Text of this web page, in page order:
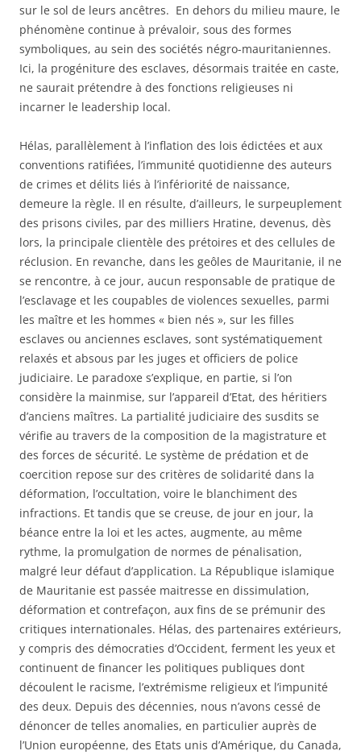
sur le sol de leurs ancêtres. En dehors du milieu maure, le
phénomène continue à prévaloir, sous des formes
symboliques, au sein des sociétés négro-mauritaniennes.
Ici, la progéniture des esclaves, désormais traitée en caste,
ne saurait prétendre à des fonctions religieuses ni
incarner le leadership local.
Hélas, parallèlement à l’inflation des lois édictées et aux
conventions ratifiées, l’immunité quotidienne des auteurs
de crimes et délits liés à l’infériorité de naissance,
demeure la règle. Il en résulte, d’ailleurs, le surpeuplement
des prisons civiles, par des milliers Hratine, devenus, dès
lors, la principale clientèle des prétoires et des cellules de
réclusion. En revanche, dans les geôles de Mauritanie, il ne
se rencontre, à ce jour, aucun responsable de pratique de
l’esclavage et les coupables de violences sexuelles, parmi
les maître et les hommes « bien nés », sur les filles
esclaves ou anciennes esclaves, sont systématiquement
relaxés et absous par les juges et officiers de police
judiciaire. Le paradoxe s’explique, en partie, si l’on
considère la mainmise, sur l’appareil d’Etat, des héritiers
d’anciens maîtres. La partialité judiciaire des susdits se
vérifie au travers de la composition de la magistrature et
des forces de sécurité. Le système de prédation et de
coercition repose sur des critères de solidarité dans la
déformation, l’occultation, voire le blanchiment des
infractions. Et tandis que se creuse, de jour en jour, la
béance entre la loi et les actes, augmente, au même
rythme, la promulgation de normes de pénalisation,
malgré leur défaut d’application. La République islamique
de Mauritanie est passée maitresse en dissimulation,
déformation et contrefaçon, aux fins de se prémunir des
critiques internationales. Hélas, des partenaires extérieurs,
y compris des démocraties d’Occident, ferment les yeux et
continuent de financer les politiques publiques dont
découlent le racisme, l’extrémisme religieux et l’impunité
des deux. Depuis des décennies, nous n’avons cessé de
dénoncer de telles anomalies, en particulier auprès de
l’Union européenne, des Etats unis d’Amérique, du Canada,